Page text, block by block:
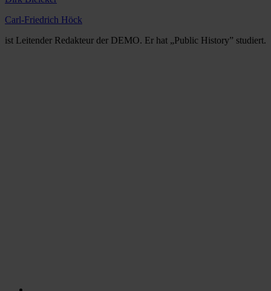
Carl-Friedrich Höck
ist Leitender Redakteur der DEMO. Er hat „Public History” studiert.